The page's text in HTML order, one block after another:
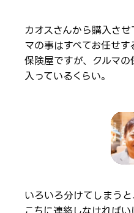
カオスさんから購入さ
マの事はすべてお任せ
保険屋ですが、クルマ
入っているくらい。
いろいろ分けてしまう